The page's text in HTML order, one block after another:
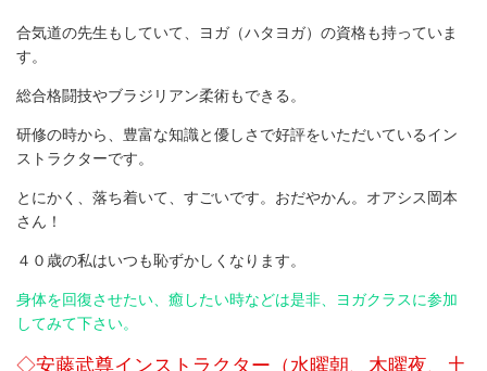
合気道の先生もしていて、ヨガ（ハタヨガ）の資格も持っていま
す。
総合格闘技やブラジリアン柔術もできる。
研修の時から、豊富な知識と優しさで好評をいただいているイン
ストラクターです。
とにかく、落ち着いて、すごいです。おだやかん。オアシス岡本
さん！
４０歳の私はいつも恥ずかしくなります。
身体を回復させたい、癒したい時などは是非、ヨガクラスに参加
してみて下さい。
◇安藤武尊インストラクター（水曜朝、木曜夜、土